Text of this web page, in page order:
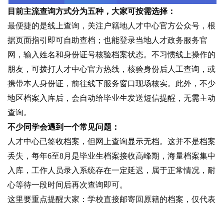
目前主流查询方式分为五种，大家可按需选择：
最便捷的是线上查询，关注户籍地人才中心官方公众号，根
据页面指引即可自助查档；也能登录当地人才政务服务官
网，输入姓名和身份证号核验档案状态。不习惯线上操作的
朋友，可拨打人才中心官方热线，核验身份后人工查询，或
携带本人身份证，前往线下服务窗口现场核实。此外，不少
地区档案入库后，会自动给毕业生发送短信提醒，无需主动
查询。
不少同学会遇到一个常见问题：
人才中心已签收档案，但网上查询显示无档。这并不是档案
丢失，每年6至8月是毕业生档案接收高峰期，海量档案集中
入库，工作人员录入系统存在一定延迟，属于正常情况，耐
心等待一段时间后再次查询即可。
这里要重点提醒大家：学校直接邮寄回原籍的档案，仅代表